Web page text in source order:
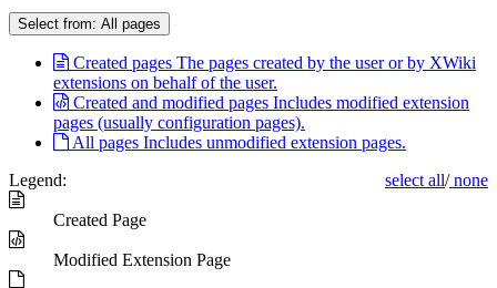
Select from: All pages
Created pages The pages created by the user or by XWiki
extensions on behalf of the user.
Created and modified pages Includes modified extension
pages (usually configuration pages).
All pages Includes unmodified extension pages.
select all/none
Legend:
Created Page
Modified Extension Page